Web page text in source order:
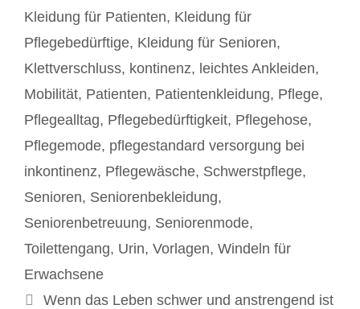
Kleidung für Patienten, Kleidung für
Pflegebedürftige, Kleidung für Senioren,
Klettverschluss, kontinenz, leichtes Ankleiden,
Mobilität, Patienten, Patientenkleidung, Pflege,
Pflegealltag, Pflegebedürftigkeit, Pflegehose,
Pflegemode, pflegestandard versorgung bei
inkontinenz, Pflegewäsche, Schwerstpflege,
Senioren, Seniorenbekleidung,
Seniorenbetreuung, Seniorenmode,
Toilettengang, Urin, Vorlagen, Windeln für
Erwachsene
Beitrags-
Wenn das Leben schwer und anstrengend ist